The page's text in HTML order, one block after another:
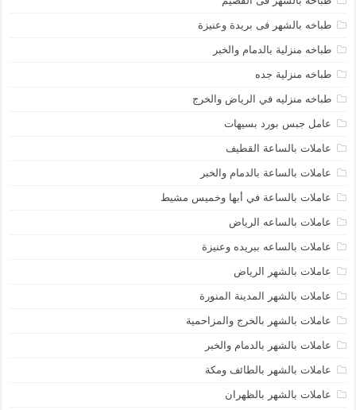
طباخه بالشهر فى بريدة وعنيزة
طباخه منزلية بالدمام والخبر
طباخه منزلية جده
طباخه منزليه في الرياض والخرج
عامل جبس بورد بسيهات
عاملات بالساعة القطيف
عاملات بالساعة بالدمام والخبر
عاملات بالساعة في أبها وخميس مشيط
عاملات بالساعه الرياض
عاملات بالساعه ببريده وعنيزة
عاملات بالشهر الرياض
عاملات بالشهر المدينة المنورة
عاملات بالشهر بالخرج والمزاحمية
عاملات بالشهر بالدمام والخبر
عاملات بالشهر بالطائف ومكة
عاملات بالشهر بالظهران